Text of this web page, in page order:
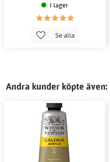
I lager
Se alla
Andra kunder köpte även: